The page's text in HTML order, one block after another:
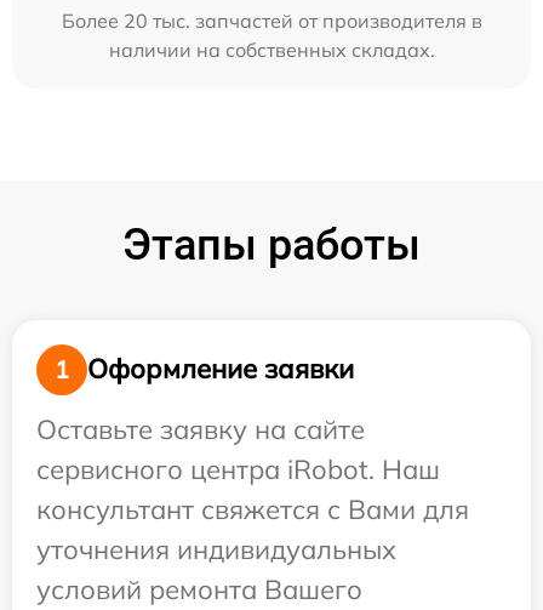
Более 20 тыс. запчастей от производителя в
наличии на собственных складах.
Этапы работы
1
Оформление заявки
Оставьте заявку на сайте
сервисного центра iRobot. Наш
консультант свяжется с Вами для
уточнения индивидуальных
условий ремонта Вашего